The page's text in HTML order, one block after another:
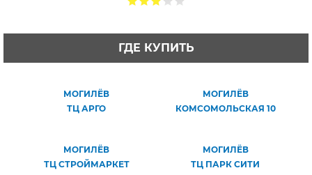
ГДЕ КУПИТЬ
МОГИЛЁВ
ТЦ АРГО
МОГИЛЁВ
КОМСОМОЛЬСКАЯ 10
МОГИЛЁВ
ТЦ СТРОЙМАРКЕТ
МОГИЛЁВ
ТЦ ПАРК СИТИ